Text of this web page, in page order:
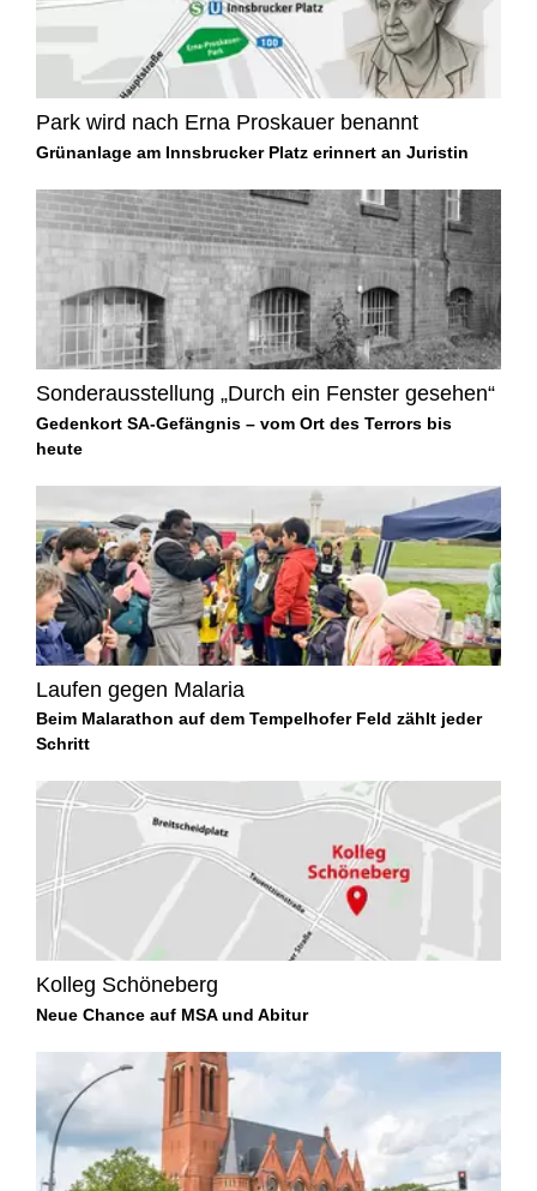
Park wird nach Erna Proskauer benannt
Grünanlage am Innsbrucker Platz erinnert an Juristin
Sonderausstellung „Durch ein Fenster gesehen“
Gedenkort SA-Gefängnis – vom Ort des Terrors bis
heute
Laufen gegen Malaria
Beim Malarathon auf dem Tempelhofer Feld zählt jeder
Schritt
Kolleg Schöneberg
Neue Chance auf MSA und Abitur